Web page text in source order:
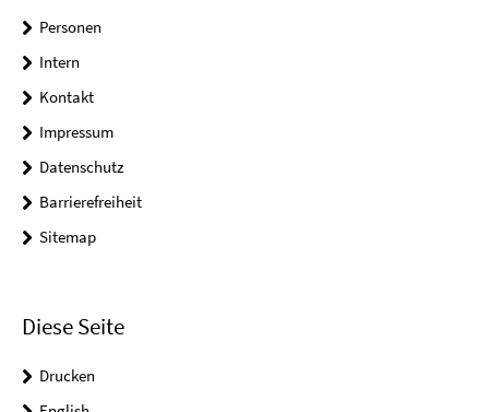
Personen
Intern
Kontakt
Impressum
Datenschutz
Barrierefreiheit
Sitemap
Diese Seite
Drucken